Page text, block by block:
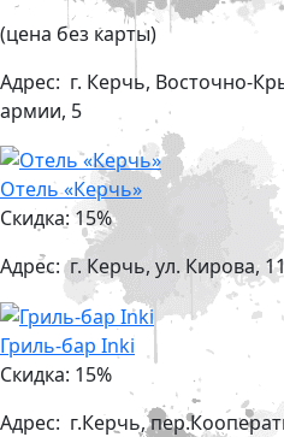
(цена без карты)
Адрес: г. Керчь, Восточно-
армии, 5
Отель «Керчь»
Скидка: 15%
Адрес:г. Керчь, ул. Кирова, 11
Гриль-бар Inki
Скидка: 15%
Адрес: г.Керчь,